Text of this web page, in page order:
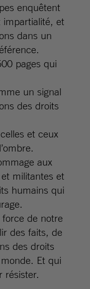
enquêtent
impartialité, et
dans un
pages qui
un signal
des droits
et ceux
aux
militantes et
humains qui
de notre
des faits, de
des droits
Et qui
résister.